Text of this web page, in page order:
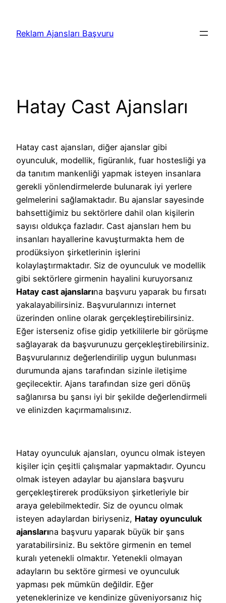
Reklam Ajansları Başvuru
Hatay Cast Ajansları
Hatay cast ajansları, diğer ajanslar gibi
oyunculuk, modellik, figüranlık, fuar hostesliği ya
da tanıtım mankenliği yapmak isteyen insanlara
gerekli yönlendirmelerde bulunarak iyi yerlere
gelmelerini sağlamaktadır. Bu ajanslar sayesinde
bahsettiğimiz bu sektörlere dahil olan kişilerin
sayısı oldukça fazladır. Cast ajansları hem bu
insanları hayallerine kavuşturmakta hem de
prodüksiyon şirketlerinin işlerini
kolaylaştırmaktadır. Siz de oyunculuk ve modellik
gibi sektörlere girmenin hayalini kuruyorsanız
Hatay cast ajanslarına başvuru yaparak bu fırsatı
yakalayabilirsiniz. Başvurularınızı internet
üzerinden online olarak gerçekleştirebilirsiniz.
Eğer isterseniz ofise gidip yetkililerle bir görüşme
sağlayarak da başvurunuzu gerçekleştirebilirsiniz.
Başvurularınız değerlendirilip uygun bulunması
durumunda ajans tarafından sizinle iletişime
geçilecektir. Ajans tarafından size geri dönüş
sağlanırsa bu şansı iyi bir şekilde değerlendirmeli
ve elinizden kaçırmamalısınız.
Hatay oyunculuk ajansları, oyuncu olmak isteyen
kişiler için çeşitli çalışmalar yapmaktadır. Oyuncu
olmak isteyen adaylar bu ajanslara başvuru
gerçekleştirerek prodüksiyon şirketleriyle bir
araya gelebilmektedir. Siz de oyuncu olmak
isteyen adaylardan biriyseniz, Hatay oyunculuk
ajanslarına başvuru yaparak büyük bir şans
yaratabilirsiniz. Bu sektöre girmenin en temel
kuralı yetenekli olmaktır. Yetenekli olmayan
adayların bu sektöre girmesi ve oyunculuk
yapması pek mümkün değildir. Eğer
yeteneklerinize ve kendinize güveniyorsanız hiç